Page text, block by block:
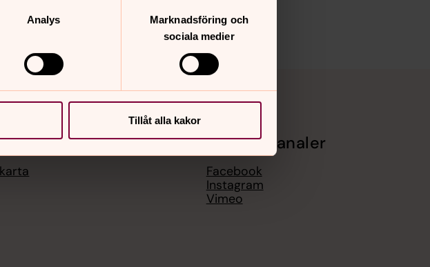
Analys
Marknadsföring och
sociala medier
Tillåt alla kakor
snabbt Sociala kanaler
Facebook
Instagram
Vimeo